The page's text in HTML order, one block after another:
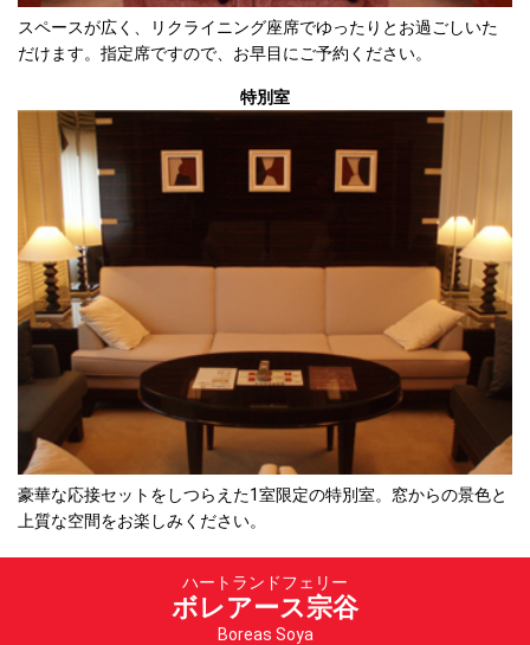
スペースが広く、リクライニング座席でゆったりとお過ごしいた
だけます。指定席ですので、お早目にご予約ください。
特別室
豪華な応接セットをしつらえた1室限定の特別室。窓からの景色と
上質な空間をお楽しみください。
ハートランドフェリー
ボレアース宗谷
Boreas Soya